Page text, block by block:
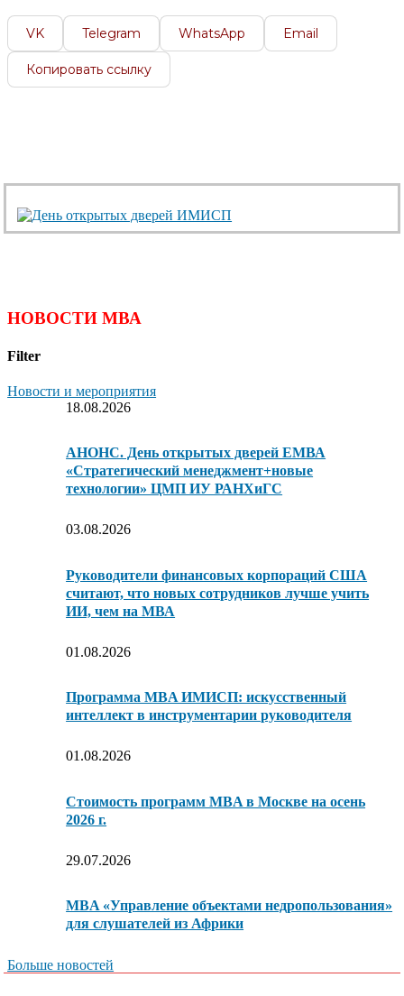
VK Telegram WhatsApp Email
Копировать ссылку
НОВОСТИ МВА
Filter
Новости и мероприятия
18.08.2026
АНОНС. День открытых дверей ЕМВА
«Стратегический менеджмент+новые
технологии» ЦМП ИУ РАНХиГС
03.08.2026
Руководители финансовых корпораций США
считают, что новых сотрудников лучше учить
ИИ, чем на МВА
01.08.2026
Программа MBA ИМИСП: искусственный
интеллект в инструментарии руководителя
01.08.2026
Стоимость программ MBA в Москве на осень
2026 г.
29.07.2026
MBA «Управление объектами недропользования»
для слушателей из Африки
Больше новостей